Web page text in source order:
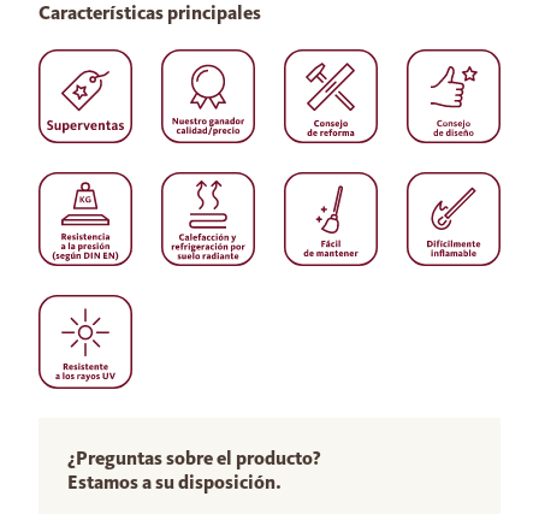
¿Preguntas sobre el producto?
Estamos a su disposición.
Características principales